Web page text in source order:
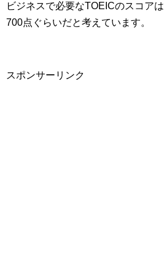
ビジネスで必要なTOEICのスコアは
700点ぐらいだと考えています。
スポンサーリンク